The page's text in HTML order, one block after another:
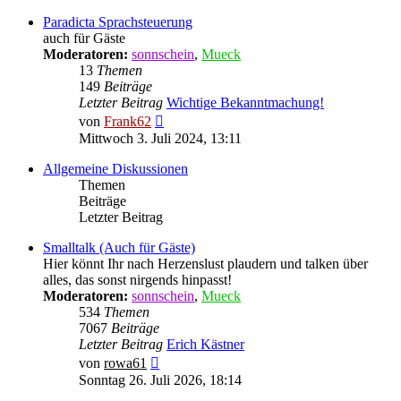
Paradicta Sprachsteuerung
auch für Gäste
Moderatoren: sonnschein, Mueck
13 Themen
149 Beiträge
Letzter Beitrag Wichtige Bekanntmachung!
von Frank62
Beitrag
Mittwoch 3. Juli 2024, 13:11
Allgemeine Diskussionen
Themen
Beiträge
Letzter Beitrag
Smalltalk (Auch für Gäste)
Hier könnt Ihr nach Herzenslust plaudern und talken über
alles, das sonst nirgends hinpasst!
Moderatoren: sonnschein, Mueck
534 Themen
7067 Beiträge
Letzter Beitrag Erich Kästner
von rowa61
Beitrag
Sonntag 26. Juli 2026, 18:14